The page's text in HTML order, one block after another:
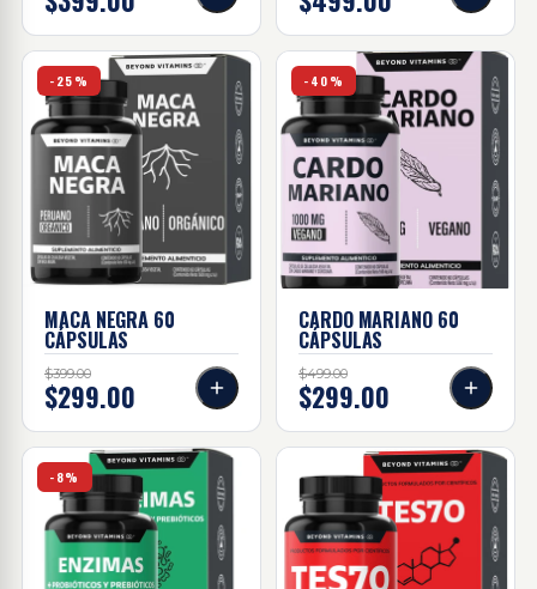
Maca negra - 60 cápsulas
-25%
MACA NEGRA 60
CÁPSULAS
$399.00
$299.00
Cardo Mariano - 60
-40%
CARDO MARIANO 60
CÁPSULAS
$499.00
$299.00
Enzimas + probióticos Y prebióticos 60 Caps
-8%
TES70 60 caps